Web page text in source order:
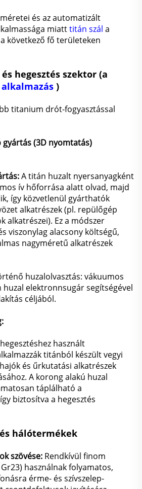
és az automatizált
miatttitán szál a
következő fő területeken
hegesztés szektor (a
alkalmazás )
titanium drót-fogyasztással
gyártás (3D nyomtatás)
A titán huzalt nyersanyagként
ív hőforrása alatt olvad, majd
így közvetlenül gyárthatók
alkatrészek (pl. repülőgép
alkatrészei). Ez a módszer
viszonylag alacsony költségű,
nagyméretű alkatrészek
huzalolvasztás: vákuumos
elektronnsugár segítségével
céljából.
használt
titánból készült vegyi
és űrkutatási alkatrészek
A korong alakú huzal
táplálható a
biztosítva a hegesztés
hálótermékek
szövése: Rendkívül finom
használnak folyamatos,
érme- és szívszelep-